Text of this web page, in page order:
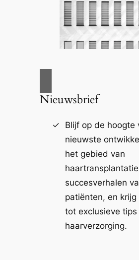
Nieuwsbrief
Blijf op de hoogte
nieuwste
het gebied van
succesverhalen
patiënten, en krijg
tot exclusieve tips
haarverzorging.